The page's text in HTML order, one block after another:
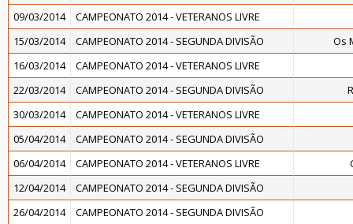
09/03/2014
CAMPEONATO 2014 - VETERANOS LIVRE
15/03/2014
CAMPEONATO 2014 - SEGUNDA DIVISÃO
Os
16/03/2014
CAMPEONATO 2014 - VETERANOS LIVRE
22/03/2014
CAMPEONATO 2014 - SEGUNDA DIVISÃO
30/03/2014
CAMPEONATO 2014 - VETERANOS LIVRE
05/04/2014
CAMPEONATO 2014 - SEGUNDA DIVISÃO
06/04/2014
CAMPEONATO 2014 - VETERANOS LIVRE
12/04/2014
CAMPEONATO 2014 - SEGUNDA DIVISÃO
26/04/2014
CAMPEONATO 2014 - SEGUNDA DIVISÃO